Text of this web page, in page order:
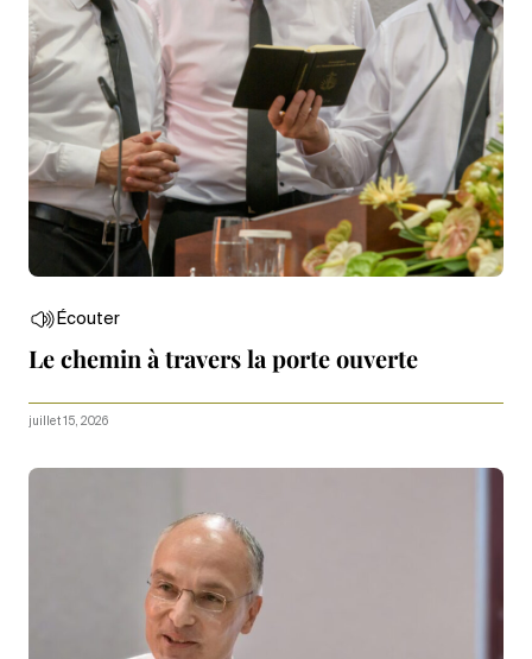
Écouter
Le chemin à travers la porte ouverte
juillet 15, 2026